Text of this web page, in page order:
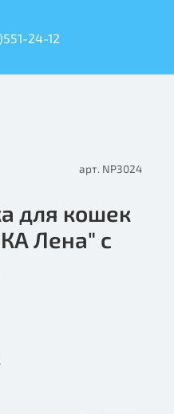
24-12
арт. NP3024
для кошек
Лена" с